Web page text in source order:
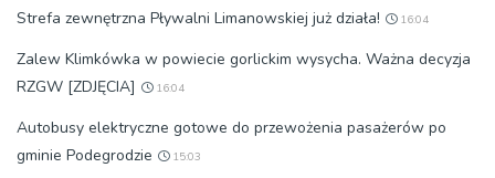
Strefa zewnętrzna Pływalni Limanowskiej już działa! 16:04
Zalew Klimkówka w powiecie gorlickim wysycha. Ważna decyzja
RZGW [ZDJĘCIA]
16:04
Autobusy elektryczne gotowe do przewożenia pasażerów po
gminie Podegrodzie
15:03